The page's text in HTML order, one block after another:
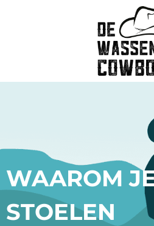
WAAROM
STOELEN